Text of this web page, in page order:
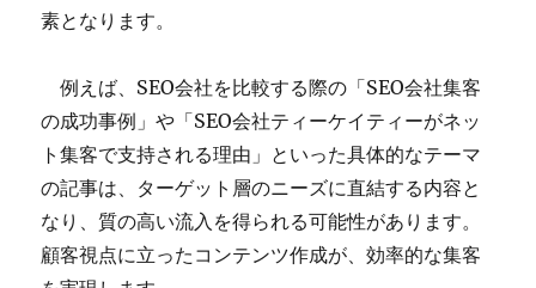
素となります。
例えば、SEO会社を比較する際の「SEO会社集客
の成功事例」や「SEO会社ティーケイティーがネッ
ト集客で支持される理由」といった具体的なテーマ
の記事は、ターゲット層のニーズに直結する内容と
なり、質の高い流入を得られる可能性があります。
顧客視点に立ったコンテンツ作成が、効率的な集客